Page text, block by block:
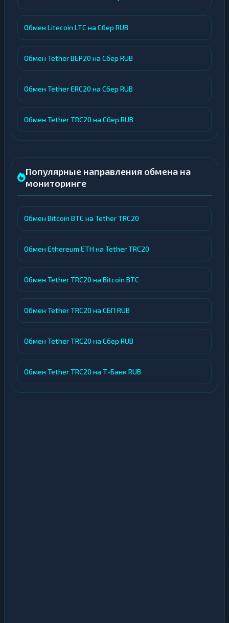
Обмен Litecoin LTC на Сбер RUB
Обмен Tether BEP20 на Сбер RUB
Обмен Tether ERC20 на Сбер RUB
Обмен Tether TRC20 на Сбер RUB
Популярные направления обмена на
мониторинге
Обмен Bitcoin BTC на Tether TRC20
Обмен Ethereum ETH на Tether TRC20
Обмен Tether TRC20 на Bitcoin BTC
Обмен Tether TRC20 на СБП RUB
Обмен Tether TRC20 на Сбер RUB
Обмен Tether TRC20 на Т-Банк RUB